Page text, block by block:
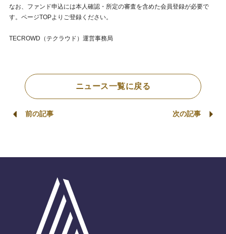
なお、ファンド申込には本人確認・所定の審査を含めた会員登録が必要で
す。ページTOPよりご登録ください。
TECROWD（テクラウド）運営事務局
前の記事
ニュース一覧に戻る
次の記事